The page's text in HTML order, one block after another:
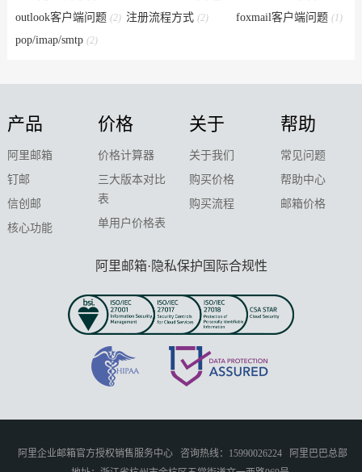
outlook客户端问题 (2) 注册流程方式 (2) foxmail客户端问题(1)
pop/imap/smtp (2)
产品
阿里邮箱
钉邮
信创邮
核心功能
价格
价格计算器
三大版本对比
表
单用户价格表
关于
关于我们
购买价格
购买流程
帮助
常见问题
帮助中心
邮箱价格
阿里邮箱·隐私保护国际合规性
阿里企业邮箱官方授权销售服务中心 咨询热线：15990026224
阿里巴巴总部